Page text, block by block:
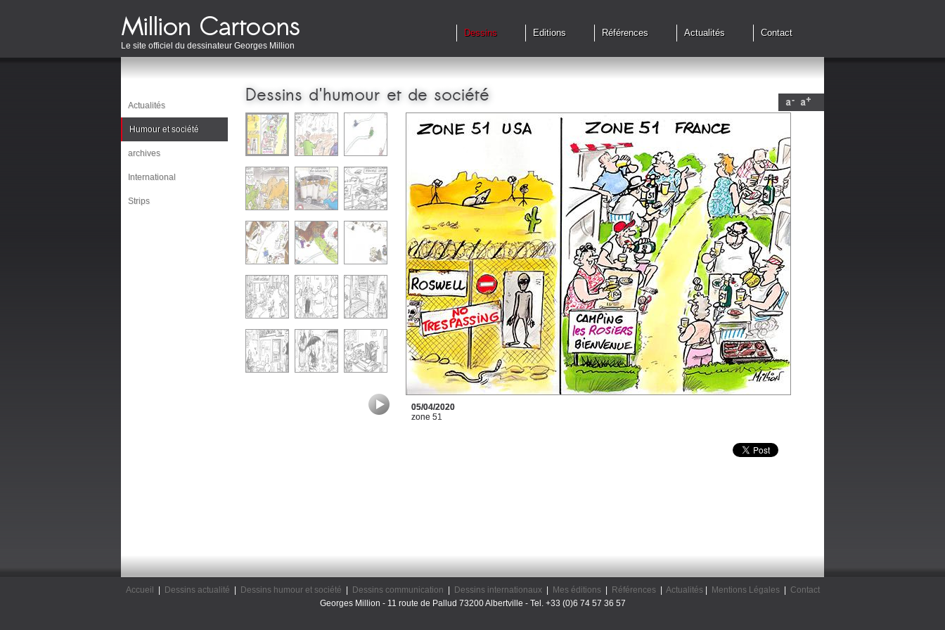
Le site officiel du dessinateur Georges Million
Dessins Editions Références Actualités Contact
Actualités
Humour et société
archives
International
Strips
Dessins d'humour et de société
05/04/2020
zone 51
Accueil Dessins actualité Dessins humour et société Dessins communication Dessins internationaux| Mes éditions| Références| Actualités| Mentions Légales|
Contact
Georges Million - 11 route de Pallud 73200 Albertville - Tel. +33 (0)6 74 57 36 57